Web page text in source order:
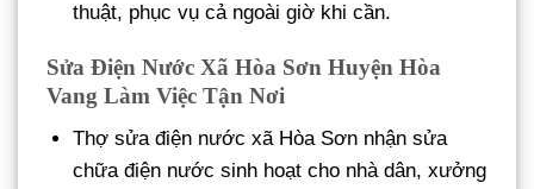
thuật, phục vụ cả ngoài giờ khi cần.
Sửa Điện Nước Xã Hòa Sơn Huyện Hòa
Vang Làm Việc Tận Nơi
Thợ sửa điện nước xã Hòa Sơn nhận sửa
chữa điện nước sinh hoạt cho nhà dân, xưởng